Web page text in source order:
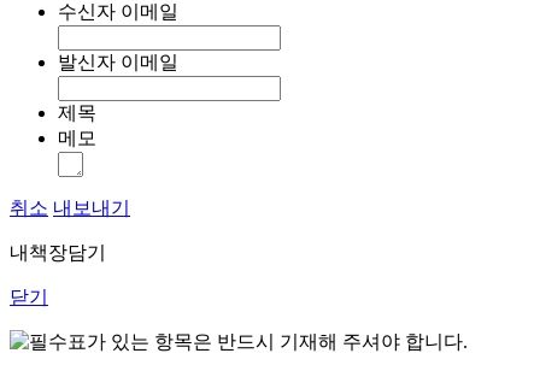
수신자 이메일
발신자 이메일
제목
메모
취소 내보내기
내책장담기
닫기
표가 있는 항목은 반드시 기재해 주셔야 합니다.